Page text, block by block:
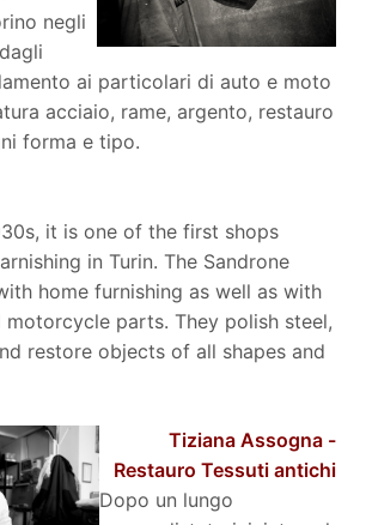
negli
ai particolari di auto e moto
acciaio, rame, argento, restauro
forma e tipo.
it is one of the first shops
in Turin. The Sandrone
home furnishing as well as with
parts. They polish steel,
restore objects of all shapes and
Tiziana Assogna -
Restauro Tessuti antichi
Dopo un lungo